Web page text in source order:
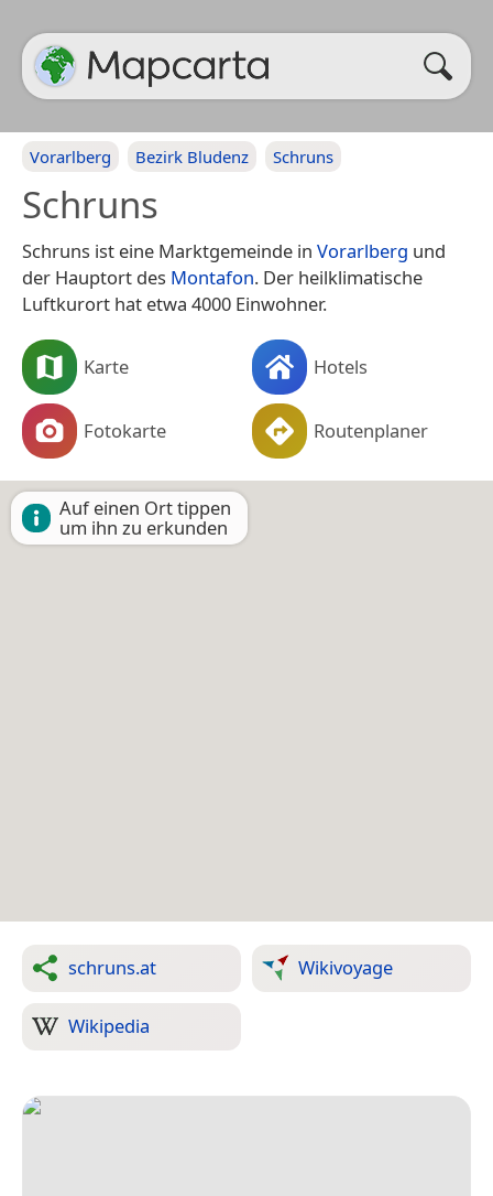
Vorarlberg Bezirk Bludenz Schruns
Schruns
Schruns ist eine Marktgemeinde in Vorarlberg und
der Hauptort des Montafon. Der heilklimatische
Luftkurort hat etwa 4000 Einwohner.
Karte Hotels
Fotokarte Routenplaner
Auf einen Ort tippen
um ihn zu erkunden
schruns.at Wikivoyage
Wikipedia